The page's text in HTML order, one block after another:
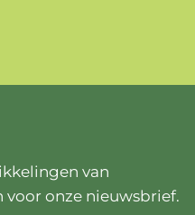
van
voor onze nieuwsbrief.